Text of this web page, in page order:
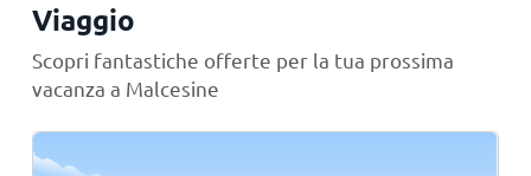
Viaggio
Scopri fantastiche offerte per la tua prossima
vacanza a Malcesine